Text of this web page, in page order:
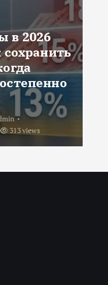
в 2026
сохранить
313 views